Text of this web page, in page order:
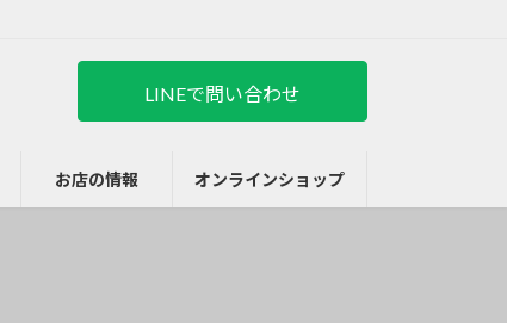
LINEで問い合わせ
お店の情報 オンラインショップ